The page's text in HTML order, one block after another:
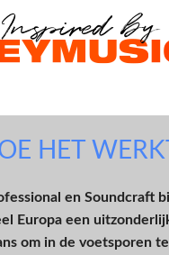
HET
en Soundcraft
Europa een
om in de voetsporen